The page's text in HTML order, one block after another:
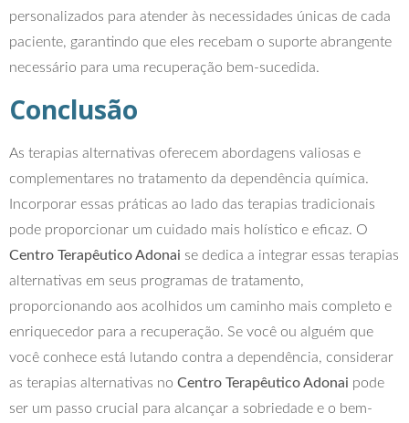
personalizados para atender às necessidades únicas de cada
paciente, garantindo que eles recebam o suporte abrangente
necessário para uma recuperação bem-sucedida.
Conclusão
As terapias alternativas oferecem abordagens valiosas e
complementares no tratamento da dependência química.
Incorporar essas práticas ao lado das terapias tradicionais
pode proporcionar um cuidado mais holístico e eficaz. O
Centro Terapêutico Adonai se dedica a integrar essas terapias
alternativas em seus programas de tratamento,
proporcionando aos acolhidos um caminho mais completo e
enriquecedor para a recuperação. Se você ou alguém que
você conhece está lutando contra a dependência, considerar
as terapias alternativas no Centro Terapêutico Adonai pode
ser um passo crucial para alcançar a sobriedade e o bem-